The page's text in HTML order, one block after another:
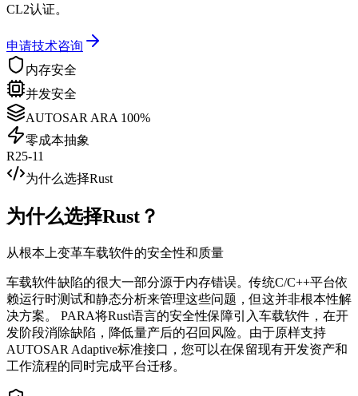
CL2认证。
申请技术咨询
内存安全
并发安全
AUTOSAR ARA 100%
零成本抽象
R25-11
为什么选择Rust
为什么选择Rust？
从根本上变革车载软件的安全性和质量
车载软件缺陷的很大一部分源于内存错误。传统C/C++平台依
赖运行时测试和静态分析来管理这些问题，但这并非根本性解
决方案。 PARA将Rust语言的安全性保障引入车载软件，在开
发阶段消除缺陷，降低量产后的召回风险。由于原样支持
AUTOSAR Adaptive标准接口，您可以在保留现有开发资产和
工作流程的同时完成平台迁移。